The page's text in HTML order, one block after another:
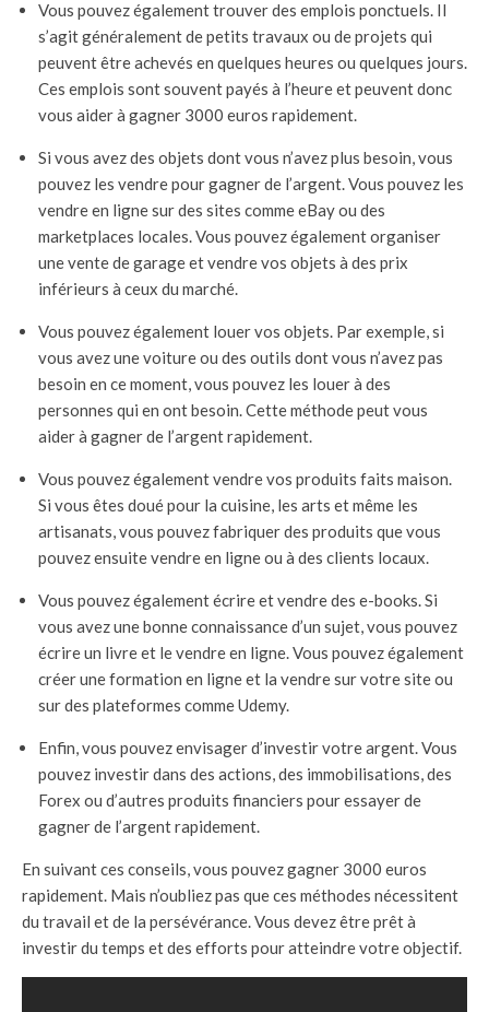
Vous pouvez également trouver des emplois ponctuels. Il
s’agit généralement de petits travaux ou de projets qui
peuvent être achevés en quelques heures ou quelques jours.
Ces emplois sont souvent payés à l’heure et peuvent donc
vous aider à gagner 3000 euros rapidement.
Si vous avez des objets dont vous n’avez plus besoin, vous
pouvez les vendre pour gagner de l’argent. Vous pouvez les
vendre en ligne sur des sites comme eBay ou des
marketplaces locales. Vous pouvez également organiser
une vente de garage et vendre vos objets à des prix
inférieurs à ceux du marché.
Vous pouvez également louer vos objets. Par exemple, si
vous avez une voiture ou des outils dont vous n’avez pas
besoin en ce moment, vous pouvez les louer à des
personnes qui en ont besoin. Cette méthode peut vous
aider à gagner de l’argent rapidement.
Vous pouvez également vendre vos produits faits maison.
Si vous êtes doué pour la cuisine, les arts et même les
artisanats, vous pouvez fabriquer des produits que vous
pouvez ensuite vendre en ligne ou à des clients locaux.
Vous pouvez également écrire et vendre des e-books. Si
vous avez une bonne connaissance d’un sujet, vous pouvez
écrire un livre et le vendre en ligne. Vous pouvez également
créer une formation en ligne et la vendre sur votre site ou
sur des plateformes comme Udemy.
Enfin, vous pouvez envisager d’investir votre argent. Vous
pouvez investir dans des actions, des immobilisations, des
Forex ou d’autres produits financiers pour essayer de
gagner de l’argent rapidement.
En suivant ces conseils, vous pouvez gagner 3000 euros
rapidement. Mais n’oubliez pas que ces méthodes nécessitent
du travail et de la persévérance. Vous devez être prêt à
investir du temps et des efforts pour atteindre votre objectif.